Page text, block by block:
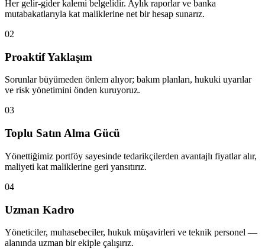
Her gelir-gider kalemi belgelidir. Aylık raporlar ve banka
mutabakatlarıyla kat maliklerine net bir hesap sunarız.
02
Proaktif Yaklaşım
Sorunlar büyümeden önlem alıyor; bakım planları, hukuki uyarılar
ve risk yönetimini önden kuruyoruz.
03
Toplu Satın Alma Gücü
Yönettiğimiz portföy sayesinde tedarikçilerden avantajlı fiyatlar alır,
maliyeti kat maliklerine geri yansıtırız.
04
Uzman Kadro
Yöneticiler, muhasebeciler, hukuk müşavirleri ve teknik personel —
alanında uzman bir ekiple çalışırız.